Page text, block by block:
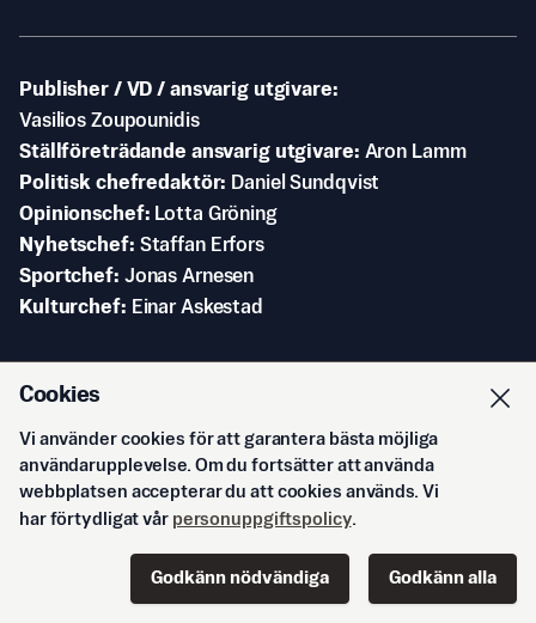
Publisher / VD / ansvarig utgivare
Vasilios Zoupounidis
Ställföreträdande ansvarig utgivare Aron Lamm
Politisk chefredaktör
Daniel Sundqvist
Opinionschef
Lotta Gröning
Nyhetschef Staffan Erfors
Sportchef Jonas Arnesen
Kulturchef
Einar Askestad
DN-skrapan
Rålambsvägen 17
112 59 Stockholm
Cookies
Vi använder cookies för att garantera bästa möjliga
användarupplevelse. Om du fortsätter att använda
webbplatsen accepterar du att cookies används. Vi
har förtydligat vår personuppgiftspolicy.
Godkänn nödvändiga Godkänn alla